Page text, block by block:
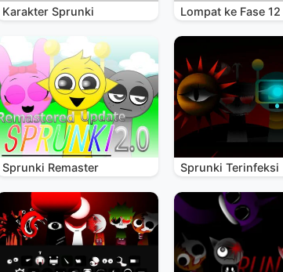
Karakter Sprunki Lompat ke Fase 12
Sprunki Remaster Sprunki Terinfeksi